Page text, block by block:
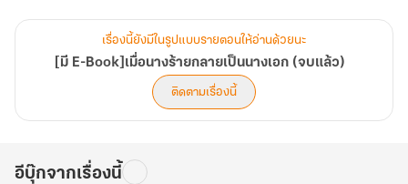
แล้ว)
เรื่องนี้ยังมีในรูปแบบรายตอนให้อ่านด้วยนะ
[มี E-Book]เมื่อนางร้ายกลายเป็นนางเอก (จบแล้ว)
ติดตามเรื่องนี้
อีบุ๊กจากเรื่องนี้